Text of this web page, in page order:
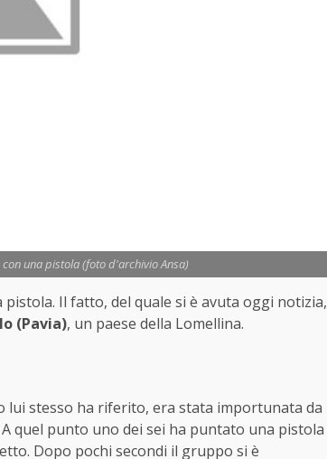
una pistola (foto d'archivio Ansa)
Il fatto, del quale si è avuta oggi notizia,
(Pavia), un paese della Lomellina.
lui stesso ha riferito, era stata importunata da
quel punto uno dei sei ha puntato una pistola
Dopo pochi secondi il gruppo si è